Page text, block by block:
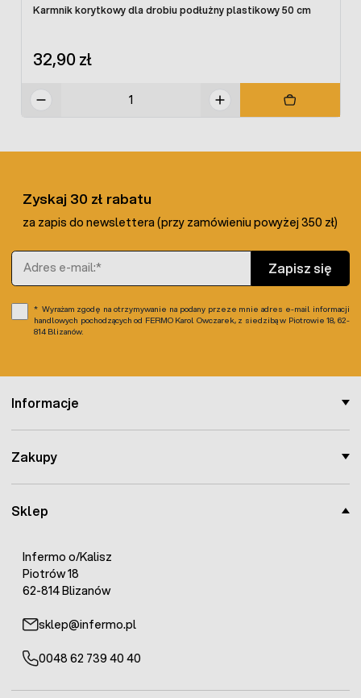
Włókno surowe - 3,91 %
Karmnik korytkowy dla drobiu podłużny plastikowy 50 cm
32,90 zł
Sklep
Infermo o/Kalisz
Piotrów 18
62-814 Blizanów
sklep@infermo.pl
0048 62 739 40 40
Informacje
Zakupy
Zyskaj 30 zł rabatu
za zapis do newslettera (przy zamówieniu powyżej 350 zł)
Adres e-mail
Zapisz się
Wyrażam zgodę na otrzymywanie na podany przeze mnie adres e-mail informacji
handlowych pochodzących od FERMO Karol Owczarek, z siedzibą w Piotrowie 18, 62-
814 Blizanów.